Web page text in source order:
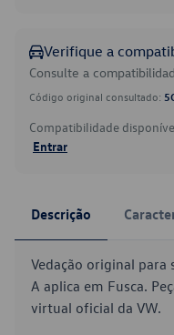
Verifique a
Consulte a
Código original consultado:
Compatibilidade
Entrar
Descrição
Vedação original
A aplica em Fusca.
virtual oficial da VW.